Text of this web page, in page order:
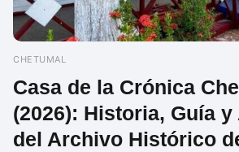
CHETUMAL
Casa de la Crónica
(2026): Historia, Guía
del Archivo Histórico